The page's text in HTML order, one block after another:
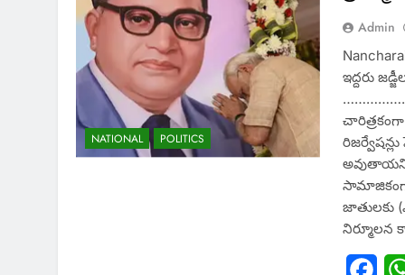
NATIONAL POLITICS
Admin
ఇద్దరు
అవుతాయని
జాతులకు
నిర్మూలన